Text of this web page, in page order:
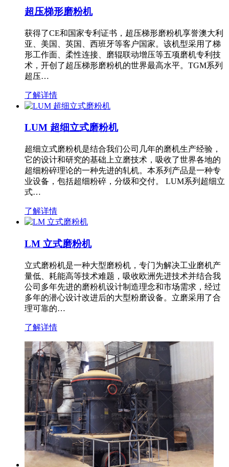
超压梯形磨粉机
获得了CE和国家专利证书，超压梯形磨粉机享誉澳大利
亚、美国、英国、西班牙等客户国家。该机型采用了梯
形工作面、柔性连接、磨辊联动增压等五项磨机专利技
术，开创了超压梯形磨粉机的世界最高水平。TGM系列
超压…
了解详情
LUM 超细立式磨粉机
超细立式磨粉机是结合我们公司几年的磨机生产经验，
它的设计和研究的基础上立磨技术，吸收了世界各地的
超细粉碎理论的一种先进的轧机。本系列产品是一种专
业设备，包括超细粉碎，分级和交付。 LUM系列超细立
式…
了解详情
LM 立式磨粉机
立式磨粉机是一种大型磨粉机，专门为解决工业磨机产
量低、耗能高等技术难题，吸收欧洲先进技术并结合我
公司多年先进的磨粉机设计制造理念和市场需求，经过
多年的潜心设计改进后的大型粉磨设备。立磨采用了合
理可靠的…
了解详情